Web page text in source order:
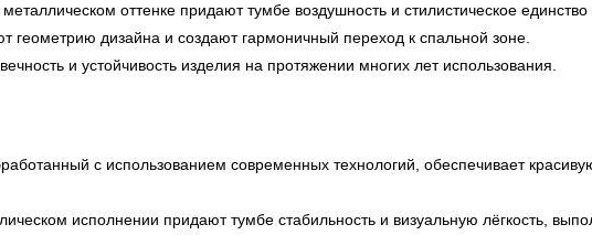
оттенке придают тумбе воздушность и стилистическое
геометрию дизайна и создают гармоничный переход к спальной зоне.
и устойчивость изделия на протяжении многих лет использования.
с использованием современных технологий, обеспечивает красивую
исполнении придают тумбе стабильность и визуальную лёгкость,